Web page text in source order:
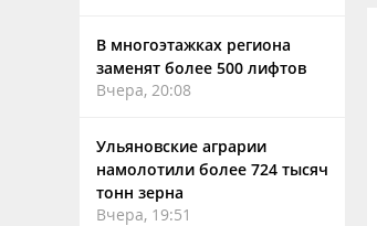
В многоэтажках региона
заменят более 500 лифтов
Вчера, 20:08
Ульяновские аграрии
намолотили более 724 тысяч
тонн зерна
Вчера, 19:51